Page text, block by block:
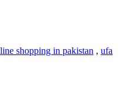
shopping in pakistan , ufa